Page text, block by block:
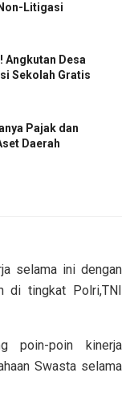
Litigasi
Angkutan Desa
Sekolah Gratis
Pajak dan
Daerah
selama ini dengan
di tingkat Polri,TNI
poin-poin kinerja
Swasta selama